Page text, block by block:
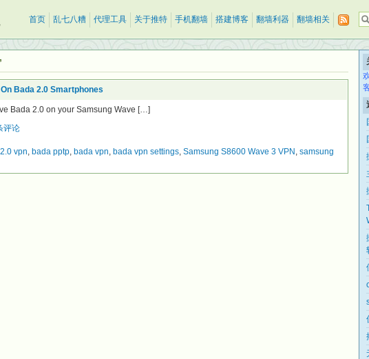
首页 乱七八糟 代理工具 关于推特 手机翻墙 搭建博客 翻墙利器 翻墙相关
Bada 2.0 Smartphones
Bada 2.0 on your Samsung Wave […]
评论
vpn, bada pptp, bada vpn, bada vpn settings, Samsung S8600 Wave 3 VPN , samsung